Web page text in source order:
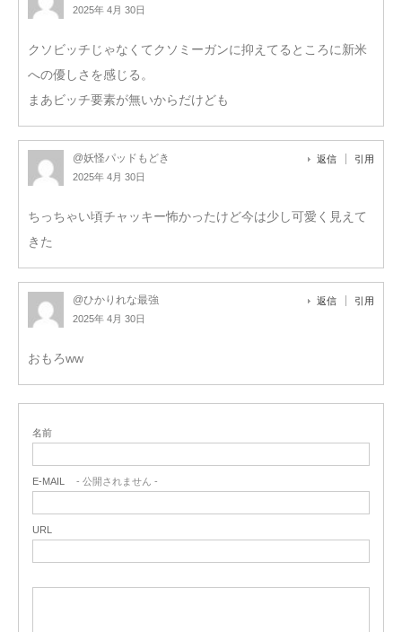
2025年 4月 30日
クソビッチじゃなくてクソミーガンに抑えてるところに新米
への優しさを感じる。
まあビッチ要素が無いからだけども
@妖怪パッドもどき
2025年 4月 30日
返信 引用
ちっちゃい頃チャッキー怖かったけど今は少し可愛く見えて
きた
@ひかりれな最強
2025年 4月 30日
返信 引用
おもろww
名前
E-MAIL - 公開されません -
URL